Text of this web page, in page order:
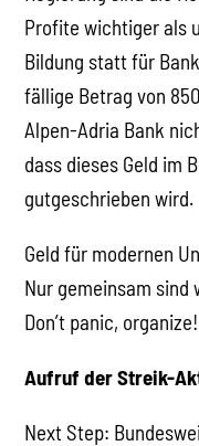
Profite wichtiger als
Bildung statt für
fällige Betrag von
Alpen-Adria Bank
dass dieses Geld im
gutgeschrieben wird.
Geld für modernen
Nur gemeinsam sind
Don’t panic, organize!
Aufruf der Streik-
Next Step: